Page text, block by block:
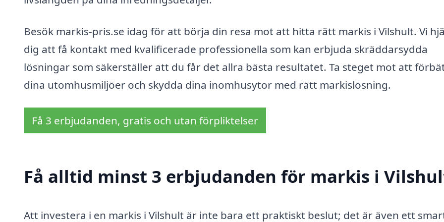
Besök markis-pris.se idag för att börja din resa mot att hitta rätt markis i Vilshult. Vi
dig att få kontakt med kvalificerade professionella som kan erbjuda skräddarsydda
lösningar som säkerställer att du får det allra bästa resultatet. Ta steget mot att
dina utomhusmiljöer och skydda dina inomhusytor med rätt markislösning.
Få 3 erbjudanden, gratis och utan förpliktelser
Få alltid minst 3 erbjudanden för markis i
Att investera i en markis i Vilshult är inte bara ett praktiskt beslut; det är även ett